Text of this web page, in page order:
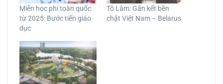
Miễn học phí toàn quốc
từ 2025: Bước tiến giáo
dục
Tô Lâm: Gắn kết bền
chặt Việt Nam – Belarus